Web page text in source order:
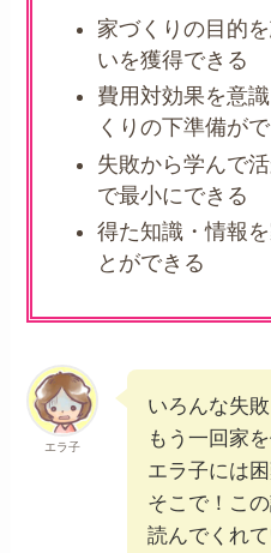
家づくりの目的
いを獲得できる
費用対効果を意
くりの下準備が
失敗から学んで
で最小にできる
得た知識・情報
とができる
エラ子
いろんな失
もう一回家
エラ子には
そこで！こ
読んでくれ